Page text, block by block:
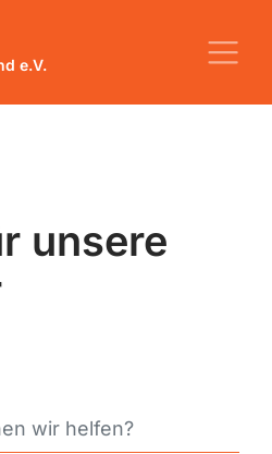
e.V.
unsere